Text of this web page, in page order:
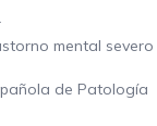
mental severo
de Patología